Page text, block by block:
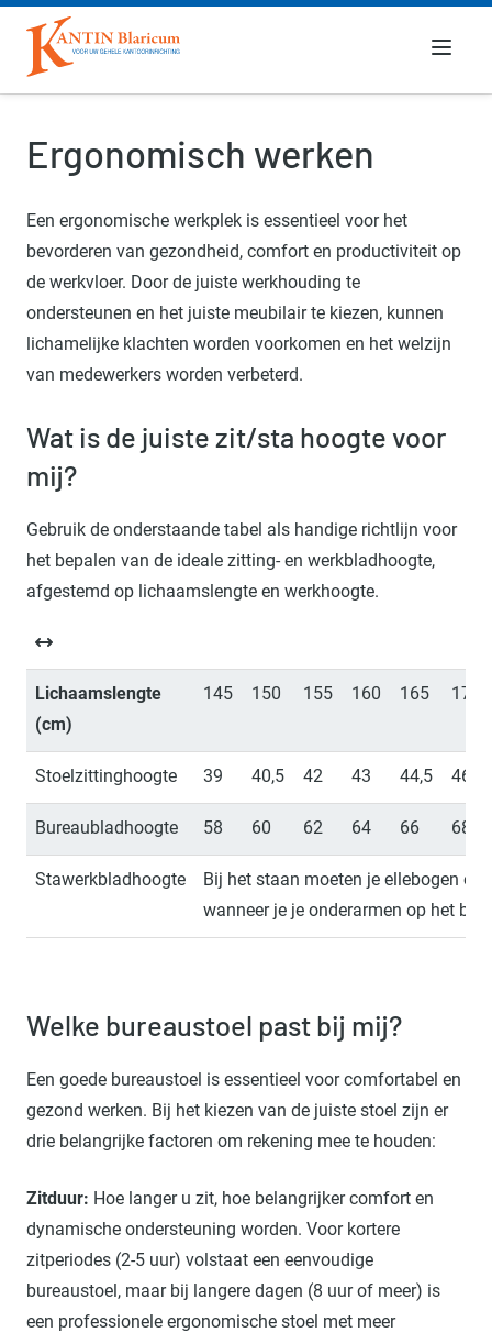
Menu
Ergonomisch werken
Een ergonomische werkplek is essentieel voor het
bevorderen van gezondheid, comfort en productiviteit op
de werkvloer. Door de juiste werkhouding te
ondersteunen en het juiste meubilair te kiezen, kunnen
lichamelijke klachten worden voorkomen en het welzijn
van medewerkers worden verbeterd.
Wat is de juiste zit/sta hoogte voor
mij?
Gebruik de onderstaande tabel als handige richtlijn voor
het bepalen van de ideale zitting- en werkbladhoogte,
afgestemd op lichaamslengte en werkhoogte.
Lichaamslengte
(cm)
145 150 155 160 165 170
Stoelzittinghoogte 39 40,5 42 43 44,5 46
Bureaubladhoogte 58 60 62 64 66 68
Stawerkbladhoogte
Bij het staan moeten je ellebogen
wanneer je je onderarmen op het
Welke bureaustoel past bij mij?
Een goede bureaustoel is essentieel voor comfortabel en
gezond werken. Bij het kiezen van de juiste stoel zijn er
drie belangrijke factoren om rekening mee te houden:
Zitduur: Hoe langer u zit, hoe belangrijker comfort en
dynamische ondersteuning worden. Voor kortere
zitperiodes (2-5 uur) volstaat een eenvoudige
bureaustoel, maar bij langere dagen (8 uur of meer) is
een professionele ergonomische stoel met meer